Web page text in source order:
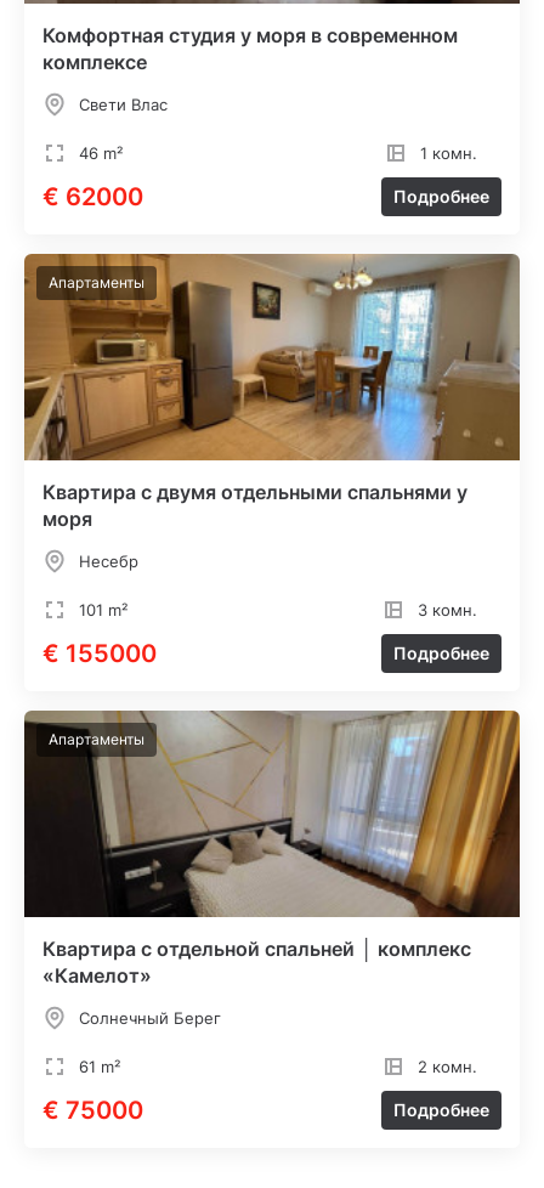
Комфортная студия у моря в современном
комплексе
Свети Влас
46 m² 1 комн.
€ 62000 Подробнее
Апартаменты
Квартира с двумя отдельными спальнями у
моря
Несебр
101 m² 3 комн.
€ 155000 Подробнее
Апартаменты
Квартира с отдельной спальней │ комплекс
«Камелот»
Солнечный Берег
61 m² 2 комн.
€ 75000 Подробнее